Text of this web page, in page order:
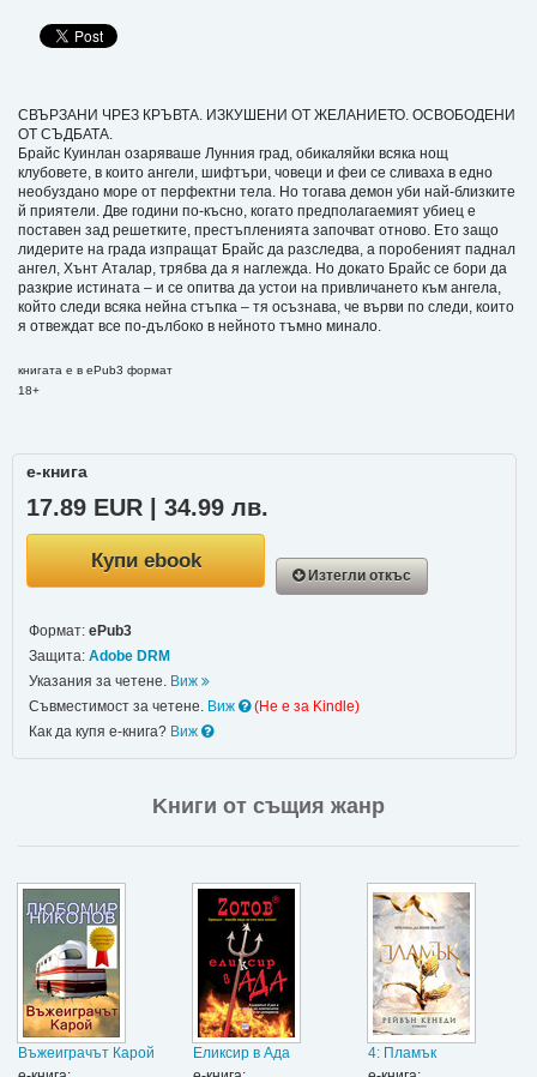
СВЪРЗАНИ ЧРЕЗ КРЪВТА. ИЗКУШЕНИ ОТ ЖЕЛАНИЕТО. ОСВОБОДЕНИ
ОТ СЪДБАТА.
Брайс Куинлан озаряваше Лунния град, обикаляйки всяка нощ
клубовете, в които ангели, шифтъри, човеци и феи се сливаха в едно
необуздано море от перфектни тела. Но тогава демон уби най-близките
й приятели. Две години по-късно, когато предполагаемият убиец е
поставен зад решетките, престъпленията започват отново. Ето защо
лидерите на града изпращат Брайс да разследва, а поробеният паднал
ангел, Хънт Аталар, трябва да я наглежда. Но докато Брайс се бори да
разкрие истината – и се опитва да устои на привличането към ангела,
който следи всяка нейна стъпка – тя осъзнава, че върви по следи, които
я отвеждат все по-дълбоко в нейното тъмно минало.
книгата е в ePub3 формат
18+
е-книга
17.89 EUR | 34.99 лв.
Купи ebook
Изтегли откъс
Формат: ePub3
Защита: Adobe DRM
Указания за четене. Виж
Съвместимост за четене. Виж
(Не e за Kindle)
Как да купя е-книга? Виж
Kниги от същия жанр
Въжеиграчът Карой
Еликсир в Ада
4: Пламък